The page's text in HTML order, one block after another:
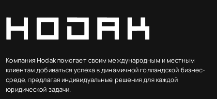
Компания Hodak помогает своим международным и местным
клиентам добиваться успеха в динамичной голландской бизнес-
среде, предлагая индивидуальные решения для каждой
юридической задачи.